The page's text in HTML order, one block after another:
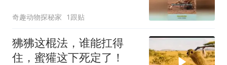
奇趣动物探秘家 1跟贴
狒狒这棍法，谁能扛得
住，蜜獾这下死定了！